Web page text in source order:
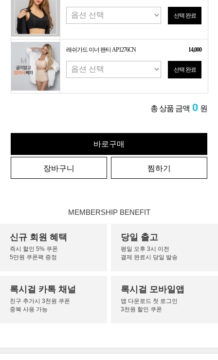
선택 완료
래쉬가드 이너 팬티 AP1276CN 14,000
선택 완료
총 상품 금액 0 원
바로구매
장바구니 찜하기
MEMBERSHIP BENEFIT
신규 회원 혜택
즉시 할인 5% 쿠폰
5만원 쿠폰팩 증정
당일 출고
평일 오후 3시 이전
결제 완료시 당일 발송
록시걸 카톡 채널
친구 추가시 3천원 쿠폰
중복 사용 가능
록시걸 모바일앱
앱 다운로드 첫 로그인
3천원 할인 쿠폰